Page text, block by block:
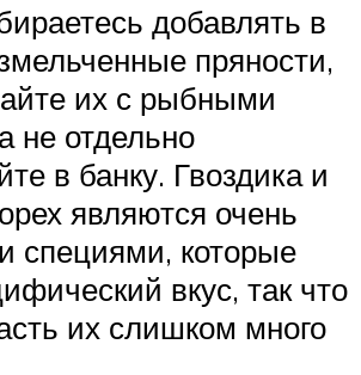
добавлять в
пряности,
их с рыбными
не отдельно
в банку. Гвоздика и
являются очень
специями, которые
вкус, так что
их слишком много